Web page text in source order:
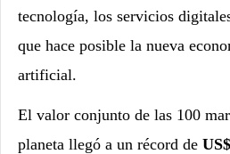
tecnología, los servicios
que hace posible la nueva
artificial.
El valor conjunto de las 100
planeta llegó a un récord de